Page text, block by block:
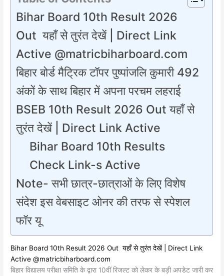
Bihar Board 10th Result 2026
Out यहाँ से तुरंत देखें | Direct Link
Active @matricbiharboard.com
बिहार बोर्ड मैट्रिक टॉपर पुष्पांजलि कुमारी 492
अंकों के साथ बिहार में अपना परचम लहराई
BSEB 10th Result 2026 Out यहाँ से
तुरंत देखें | Direct Link Active
Bihar Board 10th Results
Check Link-s Active
Note- सभी छात्र-छात्राओं के लिए विशेष
संदेश इस वेबसाइट ओनर की तरफ से स्पेशल
फॉर यू
Bihar Board 10th Result 2026 Out यहाँ से तुरंत देखें | Direct Link
Active@matricbiharboard.com
बिहार विद्यालय परीक्षा समिति के द्वारा 10वीं रिजल्ट को लेकर के बड़ी अपडेट जारी कर